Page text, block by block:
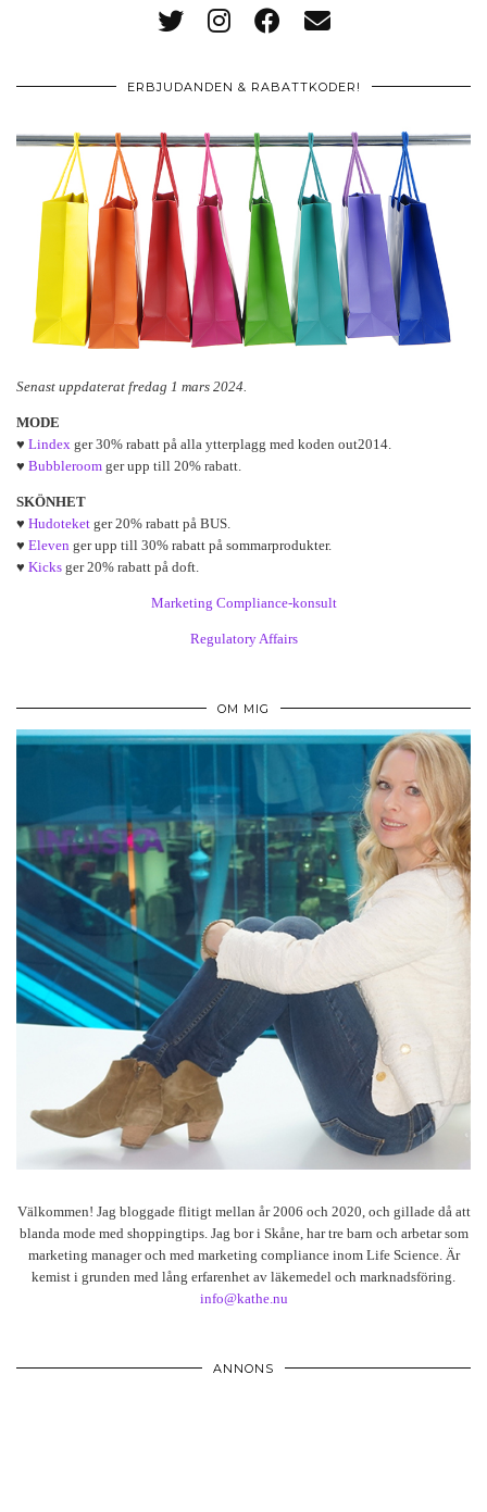
ERBJUDANDEN & RABATTKODER!
Senast uppdaterat fredag 1 mars 2024.
MODE
♥ Lindex ger 30% rabatt på alla ytterplagg med koden out2014.
♥ Bubbleroom ger upp till 20% rabatt.
SKÖNHET
♥ Hudoteket ger 20% rabatt på BUS.
♥ Eleven ger upp till 30% rabatt på sommarprodukter.
♥ Kicks ger 20% rabatt på doft.
Marketing Compliance-konsult
Regulatory Affairs
OM MIG
Välkommen! Jag bloggade flitigt mellan år 2006 och 2020, och gillade då att
blanda mode med shoppingtips. Jag bor i Skåne, har tre barn och arbetar som
marketing manager och med marketing compliance inom Life Science. Är
kemist i grunden med lång erfarenhet av läkemedel och marknadsföring.
info@kathe.nu
ANNONS